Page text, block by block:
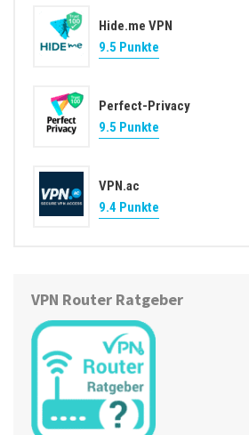
Hide.me VPN
9.5 Punkte
Perfect-Privacy
9.5 Punkte
VPN.ac
9.4 Punkte
VPN Router Ratgeber